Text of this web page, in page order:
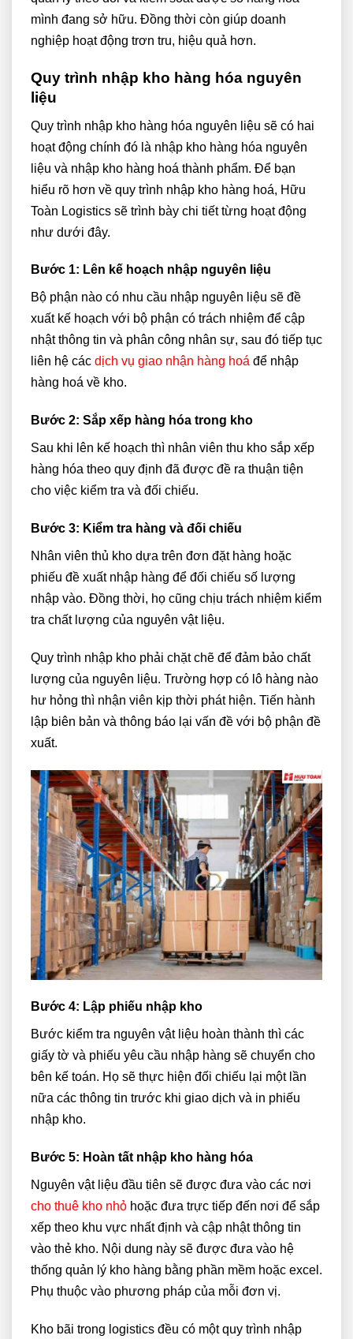
mình đang sở hữu. Đồng thời còn giúp doanh
nghiệp hoạt động trơn tru, hiệu quả hơn.
Quy trình nhập kho hàng hóa nguyên
liệu
Quy trình nhập kho hàng hóa nguyên liệu sẽ có hai
hoạt động chính đó là nhập kho hàng hóa nguyên
liệu và nhập kho hàng hoá thành phẩm. Để bạn
hiểu rõ hơn về quy trình nhập kho hàng hoá, Hữu
Toàn Logistics sẽ trình bày chi tiết từng hoạt động
như dưới đây.
Bước 1: Lên kế hoạch nhập nguyên liệu
Bộ phận nào có nhu cầu nhập nguyên liệu sẽ đề
xuất kế hoạch với bộ phận có trách nhiệm để cập
nhật thông tin và phân công nhân sự, sau đó tiếp tục
liên hệ các dịch vụ giao nhận hàng hoá để nhập
hàng hoá về kho.
Bước 2: Sắp xếp hàng hóa trong kho
Sau khi lên kế hoạch thì nhân viên thu kho sắp xếp
hàng hóa theo quy định đã được đề ra thuận tiện
cho việc kiểm tra và đối chiếu.
Bước 3: Kiểm tra hàng và đối chiếu
Nhân viên thủ kho dựa trên đơn đặt hàng hoặc
phiếu đề xuất nhập hàng để đối chiếu số lượng
nhập vào. Đồng thời, họ cũng chịu trách nhiệm kiểm
tra chất lượng của nguyên vật liệu.
Quy trình nhập kho phải chặt chẽ để đảm bảo chất
lượng của nguyên liệu. Trường hợp có lô hàng nào
hư hỏng thì nhận viên kịp thời phát hiện. Tiến hành
lập biên bản và thông báo lại vấn đề với bộ phận đề
xuất.
Bước 4: Lập phiếu nhập kho
Bước kiểm tra nguyên vật liệu hoàn thành thì các
giấy tờ và phiếu yêu cầu nhập hàng sẽ chuyển cho
bên kế toán. Họ sẽ thực hiện đối chiếu lại một lần
nữa các thông tin trước khi giao dịch và in phiếu
nhập kho.
Bước 5: Hoàn tất nhập kho hàng hóa
Nguyên vật liệu đầu tiên sẽ được đưa vào các nơi
cho thuê kho nhỏ hoặc đưa trực tiếp đến nơi để sắp
xếp theo khu vực nhất định và cập nhật thông tin
vào thẻ kho. Nội dung này sẽ được đưa vào hệ
thống quản lý kho hàng bằng phần mềm hoặc excel.
Phụ thuộc vào phương pháp của mỗi đơn vị.
Kho bãi trong logistics đều có một quy trình nhập